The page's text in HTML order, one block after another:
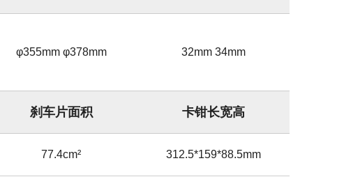
φ355mm φ378mm 32mm 34mm
刹车片面积 卡钳长宽高
77.4cm² 312.5*159*88.5mm